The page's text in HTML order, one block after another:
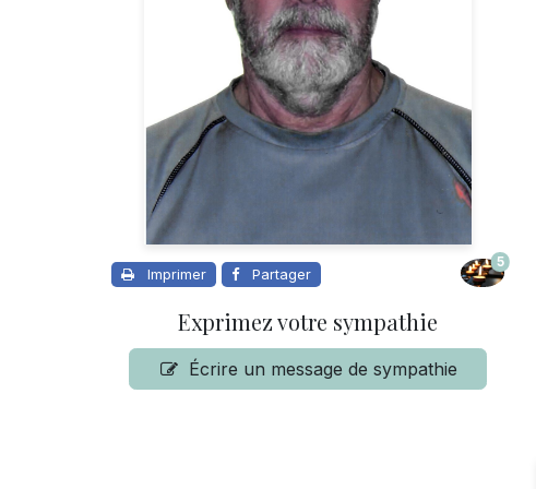
Imprimer Partager
5
Exprimez votre sympathie
Écrire un message de sympathie